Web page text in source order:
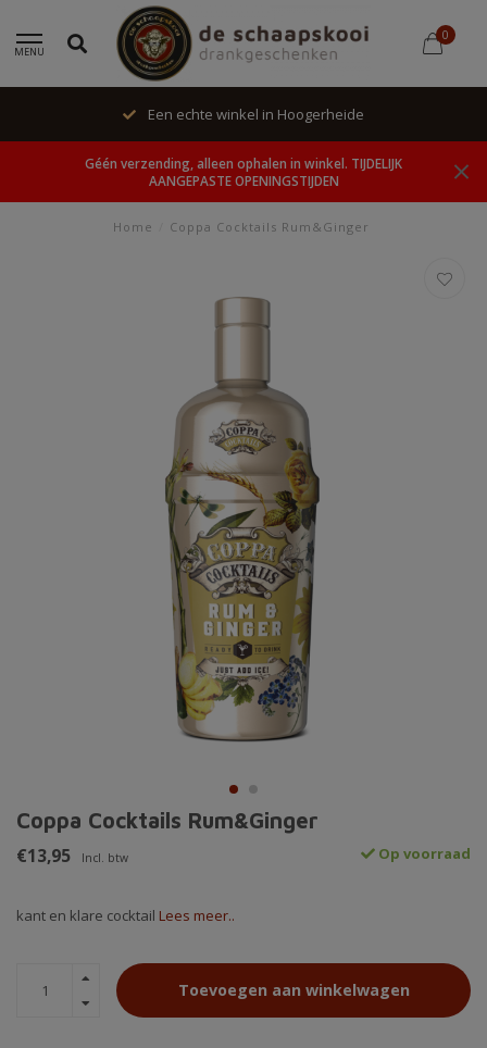
MENU
0
Een echte winkel in Hoogerheide
Géén verzending, alleen ophalen in winkel. TIJDELIJK
AANGEPASTE OPENINGSTIJDEN
Home Coppa Cocktails Rum&Ginger
Coppa Cocktails Rum&Ginger
€13,95 Incl. btw Op voorraad
kant en klare cocktail Lees meer..
Toevoegen aan winkelwagen